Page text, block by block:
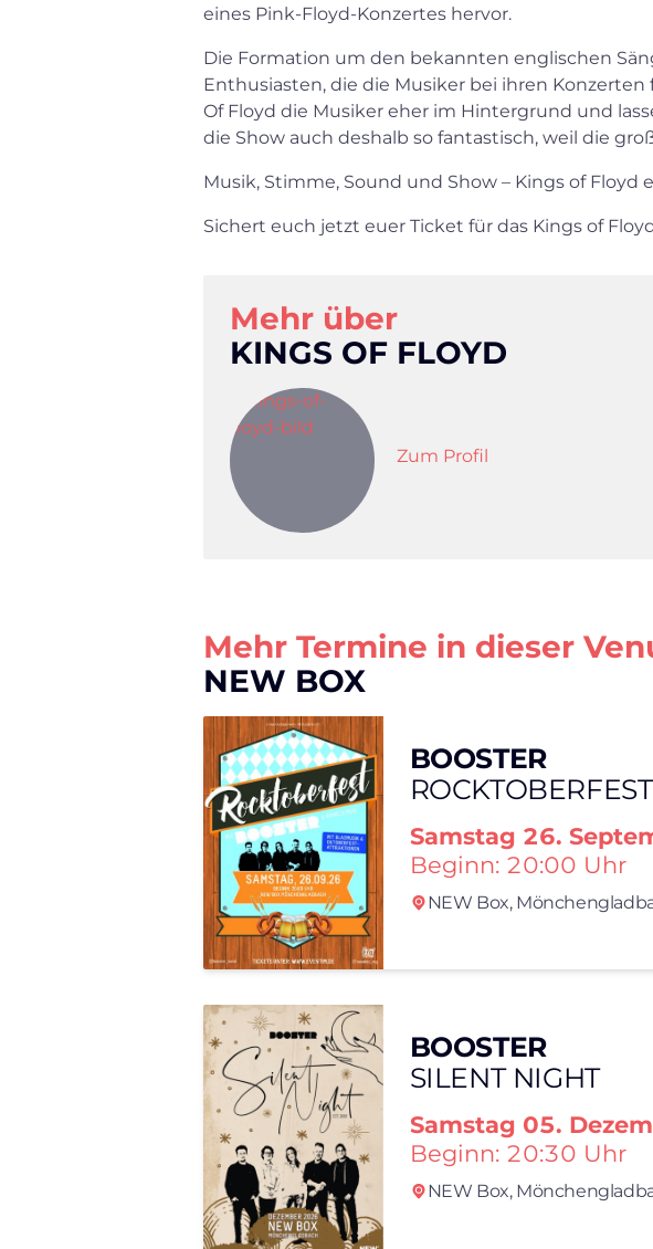
eines Pink-Floyd-Konzertes hervor.
Die Formation um den bekannten englischen
Enthusiasten, die die Musiker bei ihren
Of Floyd die Musiker eher im Hintergrund und
die Show auch deshalb so fantastisch, weil die
Musik, Stimme, Sound und Show – Kings of
Sichert euch jetzt euer Ticket für das Kings of
Mehr über
KINGS OF FLOYD
Zum Profil
Mehr Termine in dieser
NEW BOX
BOOSTER
Samstag 26.
Beginn: 20:00 Uhr
NEW Box,
BOOSTER
SILENT NIGHT
Samstag 05.
Beginn: 20:30 Uhr
NEW Box,